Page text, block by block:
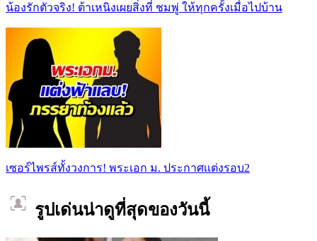
น้องรักตัวจริง! ต้าเหนิงเผยสิ่งที่ ชมพู่ ให้ทุกครั้งเมื่อไปบ้าน
เซอร์ไพรส์ทั้งวงการ! พระเอก ม. ประกาศเเต่งรอบ2
รูปเด่นน่าดูที่สุดของวันนี้